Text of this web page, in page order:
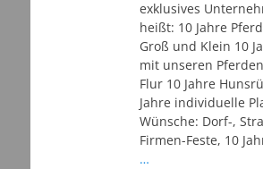
exklusives
heißt: 10 Jahre
Groß und Klein 10
mit unseren
Flur 10 Jahre
Jahre individuelle
Wünsche: Dorf-,
Firmen-Feste, 10
…